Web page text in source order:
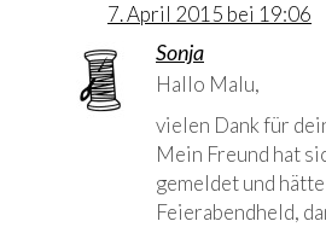
7. April 2015 bei 19:06
Sonja
Hallo Malu,
vielen Dank für
Mein Freund hat
gemeldet und
Feierabendheld,